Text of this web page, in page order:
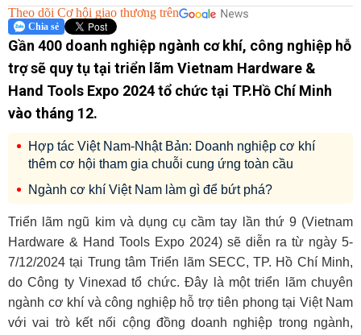
Theo dõi Cơ hội giao thương trên
Chia sẻ
Gần 400 doanh nghiệp ngành cơ khí, công nghiệp hỗ
trợ sẽ quy tụ tại triển lãm Vietnam Hardware &
Hand Tools Expo 2024 tổ chức tại TP.Hồ Chí Minh
vào tháng 12.
Hợp tác Việt Nam-Nhật Bản: Doanh nghiệp cơ khí
thêm cơ hội tham gia chuỗi cung ứng toàn cầu
Ngành cơ khí Việt Nam làm gì để bứt phá?
Triển lãm ngũ kim và dụng cụ cầm tay lần thứ 9 (Vietnam
Hardware & Hand Tools Expo 2024) sẽ diễn ra từ ngày 5-
7/12/2024 tại Trung tâm Triển lãm SECC, TP. Hồ Chí Minh,
do Công ty Vinexad tổ chức. Đây là một triển lãm chuyên
ngành cơ khí và công nghiệp hỗ trợ tiên phong tại Việt Nam
với vai trò kết nối cộng đồng doanh nghiệp trong ngành,